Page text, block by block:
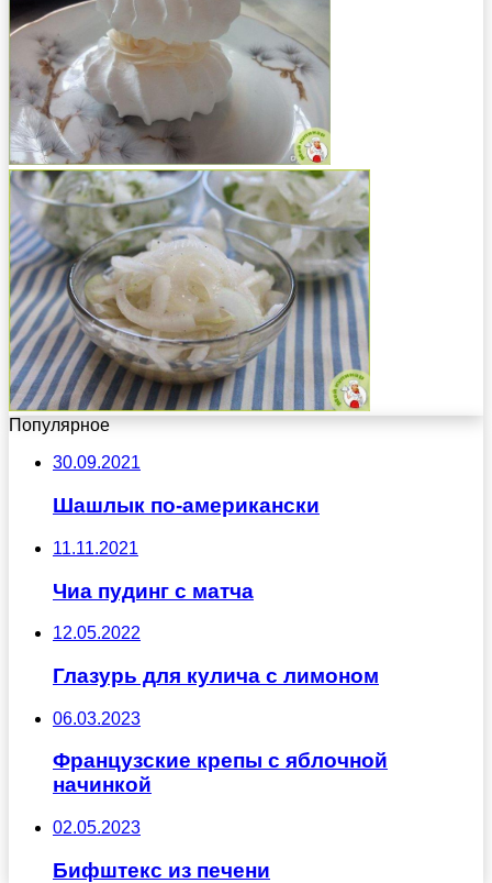
Популярное
30.09.2021
Шашлык по-американски
11.11.2021
Чиа пудинг с матча
12.05.2022
Глазурь для кулича с лимоном
06.03.2023
Французские крепы с яблочной
начинкой
02.05.2023
Бифштекс из печени